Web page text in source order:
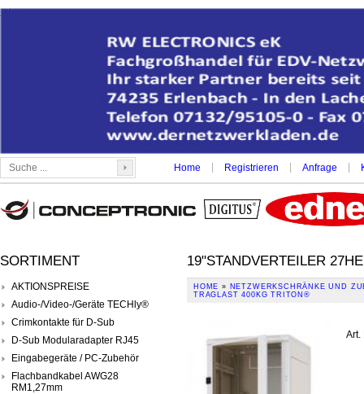
Home Registrieren Anfrage
SORTIMENT
AKTIONSPREISE
Audio-/Video-/Geräte TECHly®
Crimkontakte für D-Sub
D-Sub Modularadapter RJ45
Eingabegeräte / PC-Zubehör
Flachbandkabel AWG28
RM1,27mm
19"STANDVERTEILER
HOME » NETZWERKSCHRÄNKE UND
TRAGLAST 400KG TRITON®
Art.